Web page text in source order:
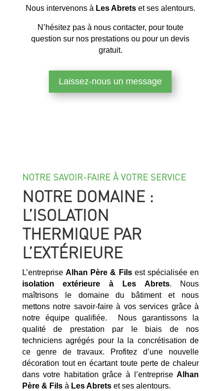
Nous intervenons à Les Abretset ses alentours.
N’hésitez pas à nous contacter, pour toute
question sur nos prestations ou pour un devis
gratuit.
Laissez-nous un message
NOTRE SAVOIR-FAIRE À VOTRE SERVICE
NOTRE DOMAINE :
L’ISOLATION
THERMIQUE PAR
L’EXTÉRIEURE
L’entreprise Alhan Père & Filsest spécialisée en
isolation extérieure à
Les Abrets. Nous
maîtrisons le domaine du bâtiment et nous
mettons notre savoir-faire à vos services grâce à
notre équipe qualifiée. Nous garantissons la
qualité de prestation par le biais de nos
techniciens agrégés pour la la concrétisation de
ce genre de travaux. Profitez d’une nouvelle
décoration tout en écartant toute perte de chaleur
dans votre habitation grâce à l’entrepriseAlhan
Père & Filsà Les Abrets et ses alentours.